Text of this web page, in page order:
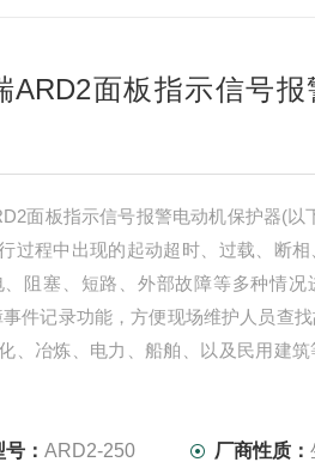
ARD2面板指示信号
面板指示信号报警电动机保护器(以
过程中出现的起动超时、过载、断相
、阻塞、短路、外部故障等多种情况
事件记录功能，方便现场维护人员查
、冶炼、电力、船舶、以及民用建
： ARD2-250 厂商性质：